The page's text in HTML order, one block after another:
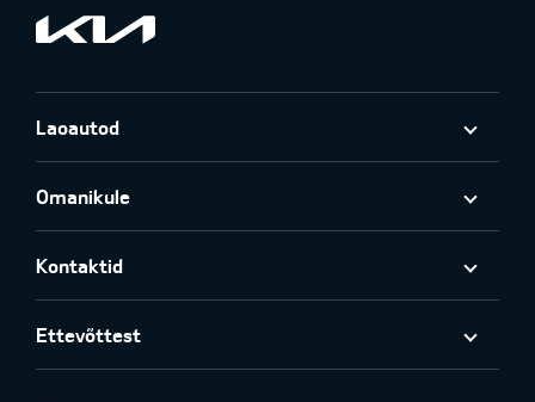
Laoautod
Omanikule
Kontaktid
Ettevõttest